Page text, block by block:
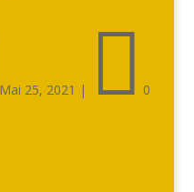
Mai 25, 2021 |  0